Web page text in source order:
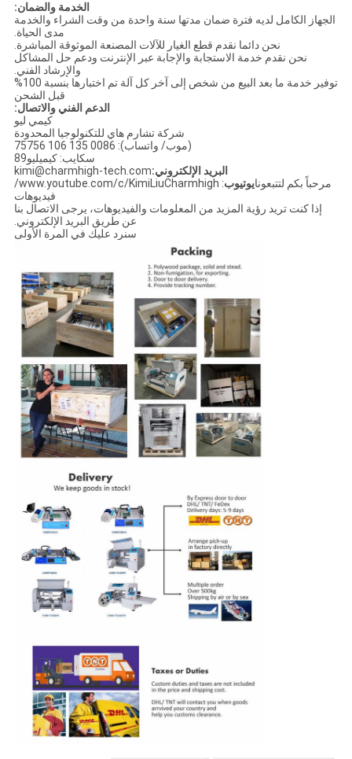
الخدمة والضمان:
الجهاز الكامل لديه فترة ضمان مدتها سنة واحدة من وقت الشراء والخدمة
مدى الحياة.
نحن دائما نقدم قطع الغيار للآلات المصنعة الموثوقة المباشرة.
نحن نقدم خدمة الاستجابة والإجابة عبر الإنترنت ودعم حل المشاكل
والإرشاد الفني.
توفير خدمة ما بعد البيع من شخص إلى آخر كل آلة تم اختبارها بنسبة 100%
قبل الشحن
الدعم الفني والاتصال:
كيمي ليو
شركة تشارم هاي للتكنولوجيا المحدودة
(موب/ واتساب): 0086 135 106 75756
سكايب: كيميليو89
البريد الإلكتروني:kimi@charmhigh-tech.com
مرحباً بكم لتتبعونايوتيوب
: www.youtube.com/c/KimiLiuCharmhigh/
فيديوهات
إذا كنت تريد رؤية المزيد من المعلومات والفيديوهات، يرجى الاتصال بنا
عن طريق البريد الإلكتروني.
سنرد عليك في المرة الأولى